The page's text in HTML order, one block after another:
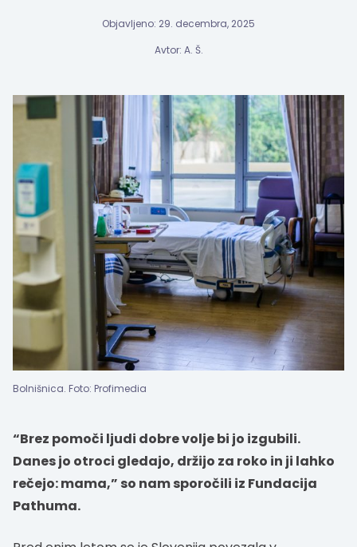
Objavljeno: 29. decembra, 2025
Avtor: A. Š.
Bolnišnica. Foto: Profimedia
“Brez pomoči ljudi dobre volje bi jo izgubili.
Danes jo otroci gledajo, držijo za roko in ji lahko
rečejo: mama,” so nam sporočili iz Fundacija
Pathuma.